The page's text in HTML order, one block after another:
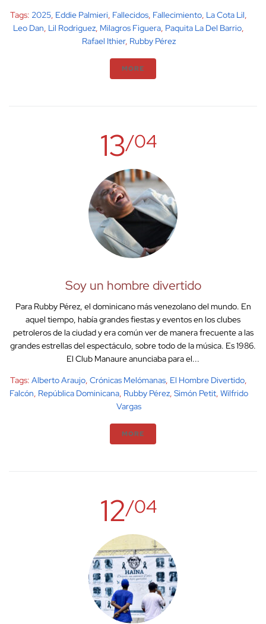
Tags: 2025, Eddie Palmieri, Fallecidos, Fallecimiento, La Cota Lil,
Leo Dan, Lil Rodriguez, Milagros Figuera, Paquita La Del Barrio,
Rafael Ithier, Rubby Pérez
MORE
13/04
Soy un hombre divertido
Para Rubby Pérez, el dominicano más venezolano del mundo. En
aquel tiempo, había grandes fiestas y eventos en los clubes
petroleros de la ciudad y era común ver de manera frecuente a las
grandes estrellas del espectáculo, sobre todo de la música. Es 1986.
El Club Manaure anunciaba para el...
Tags: Alberto Araujo, Crónicas Melómanas, El Hombre Divertido,
Falcón, República Dominicana, Rubby Pérez, Simón Petit, Wilfrido
Vargas
MORE
12/04